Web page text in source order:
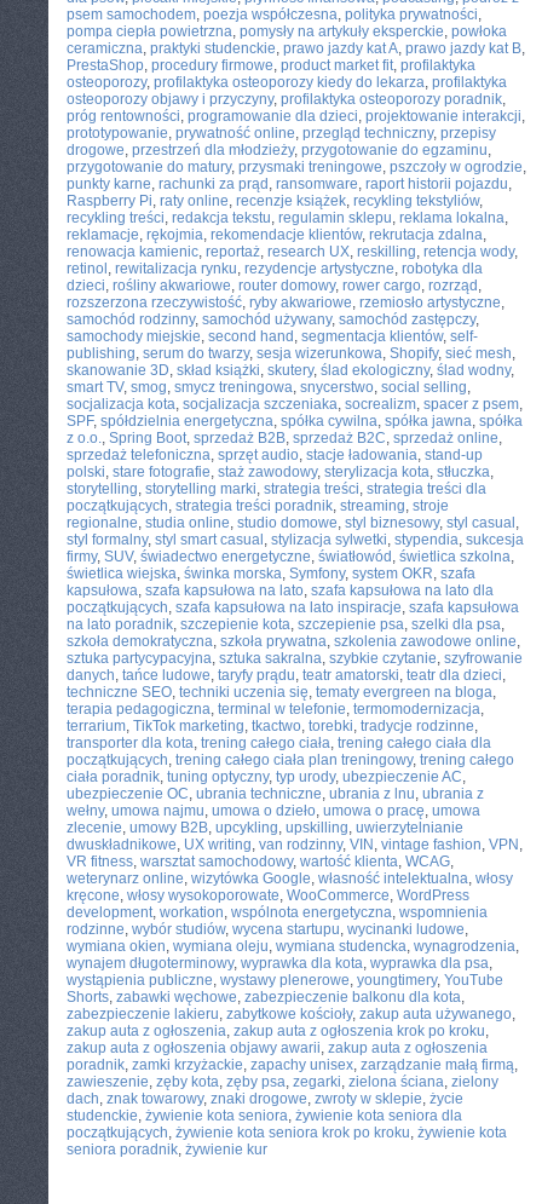
psem samochodem, poezja współczesna, polityka prywatności,
pompa ciepła powietrzna, pomysły na artykuły eksperckie, powłoka
ceramiczna, praktyki studenckie, prawo jazdy kat A, prawo jazdy kat B,
PrestaShop, procedury firmowe, product market fit, profilaktyka
osteoporozy, profilaktyka osteoporozy kiedy do lekarza, profilaktyka
osteoporozy objawy i przyczyny, profilaktyka osteoporozy poradnik,
próg rentowności, programowanie dla dzieci, projektowanie interakcji,
prototypowanie, prywatność online, przegląd techniczny, przepisy
drogowe, przestrzeń dla młodzieży, przygotowanie do egzaminu,
przygotowanie do matury, przysmaki treningowe, pszczoły w ogrodzie,
punkty karne, rachunki za prąd , ransomware, raport historii pojazdu,
Raspberry Pi, raty online, recenzje książek, recykling tekstyliów,
recykling treści, redakcja tekstu, regulamin sklepu, reklama lokalna,
reklamacje, rękojmia, rekomendacje klientów, rekrutacja zdalna,
renowacja kamienic, reportaż, research UX, reskilling, retencja wody,
retinol , rewitalizacja rynku, rezydencje artystyczne, robotyka dla
dzieci, rośliny akwariowe, router domowy, rower cargo, rozrząd ,
rozszerzona rzeczywistość, ryby akwariowe, rzemiosło artystyczne,
samochód rodzinny, samochód używany, samochód zastępczy,
samochody miejskie, second hand , segmentacja klientów, self-
publishing, serum do twarzy, sesja wizerunkowa, Shopify, sieć mesh,
skanowanie 3D, skład książki, skutery, ślad ekologiczny, ślad wodny,
smart TV, smog, smycz treningowa, snycerstwo, social selling,
socjalizacja kota, socjalizacja szczeniaka, socrealizm, spacer z psem,
SPF, spółdzielnia energetyczna, spółka cywilna, spółka jawna, spółka
z o.o., Spring Boot, sprzedaż B2B, sprzedaż B2C, sprzedaż online,
sprzedaż telefoniczna, sprzęt audio, stacje ładowania, stand-up
polski, stare fotografie, staż zawodowy, sterylizacja kota, stłuczka,
storytelling, storytelling marki, strategia treści, strategia treści dla
początkujących, strategia treści poradnik, streaming, stroje
regionalne, studia online, studio domowe, styl biznesowy, styl casual ,
styl formalny, styl smart casual , stylizacja sylwetki, stypendia, sukcesja
firmy, SUV, świadectwo energetyczne, światłowód , świetlica szkolna,
świetlica wiejska, świnka morska, Symfony, system OKR, szafa
kapsułowa, szafa kapsułowa na lato, szafa kapsułowa na lato dla
początkujących, szafa kapsułowa na lato inspiracje, szafa kapsułowa
na lato poradnik, szczepienie kota, szczepienie psa, szelki dla psa,
szkoła demokratyczna, szkoła prywatna, szkolenia zawodowe online,
sztuka partycypacyjna, sztuka sakralna, szybkie czytanie, szyfrowanie
danych, tańce ludowe, taryfy prądu, teatr amatorski, teatr dla dzieci,
techniczne SEO, techniki uczenia się, tematy evergreen na bloga,
terapia pedagogiczna, terminal w telefonie, termomodernizacja,
terrarium, TikTok marketing, tkactwo, torebki, tradycje rodzinne,
transporter dla kota, trening całego ciała, trening całego ciała dla
początkujących, trening całego ciała plan treningowy, trening całego
ciała poradnik, tuning optyczny, typ urody, ubezpieczenie AC,
ubezpieczenie OC, ubrania techniczne, ubrania z lnu, ubrania z
wełny, umowa najmu, umowa o dzieło, umowa o pracę, umowa
zlecenie, umowy B2B, upcykling, upskilling, uwierzytelnianie
dwuskładnikowe, UX writing, van rodzinny, VIN , vintage fashion, VPN ,
VR fitness, warsztat samochodowy, wartość klienta, WCAG,
weterynarz online, wizytówka Google, własność intelektualna, włosy
kręcone, włosy wysokoporowate, WooCommerce, WordPress
development, workation, wspólnota energetyczna, wspomnienia
rodzinne, wybór studiów, wycena startupu, wycinanki ludowe,
wymiana okien, wymiana oleju, wymiana studencka, wynagrodzenia,
wynajem długoterminowy, wyprawka dla kota, wyprawka dla psa,
wystąpienia publiczne, wystawy plenerowe, youngtimery, YouTube
Shorts, zabawki węchowe, zabezpieczenie balkonu dla kota,
zabezpieczenie lakieru, zabytkowe kościoły, zakup auta używanego,
zakup auta z ogłoszenia, zakup auta z ogłoszenia krok po kroku,
zakup auta z ogłoszenia objawy awarii, zakup auta z ogłoszenia
poradnik, zamki krzyżackie, zapachy unisex, zarządzanie małą firmą,
zawieszenie, zęby kota, zęby psa, zegarki, zielona ściana, zielony
dach, znak towarowy, znaki drogowe, zwroty w sklepie, życie
studenckie, żywienie kota seniora, żywienie kota seniora dla
początkujących, żywienie kota seniora krok po kroku, żywienie kota
seniora poradnik, żywienie kur